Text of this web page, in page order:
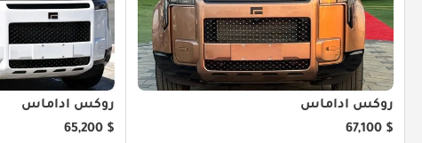
روكس أداماس
$ 67,100
روكس أداماس
$ 65,200